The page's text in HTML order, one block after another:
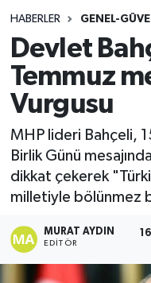
HABERLER GENEL-
Devlet
Temmuz
Vurgusu
MHP lideri Bahçeli,
Birlik Günü
dikkat çekerek
milletiyle bölünmez
MURAT AYDIN
EDITÖR